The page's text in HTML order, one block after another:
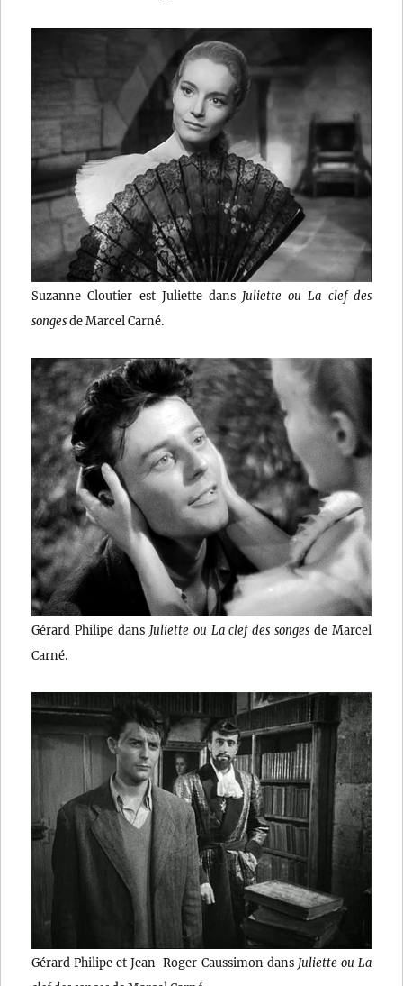
Suzanne Cloutier est Juliette dans Juliette ou La clef des
songesde Marcel Carné.
Gérard Philipe dans Juliette ou La clef des songes de Marcel
Carné.
Gérard Philipe et Jean-Roger Caussimon dans Juliette ou La